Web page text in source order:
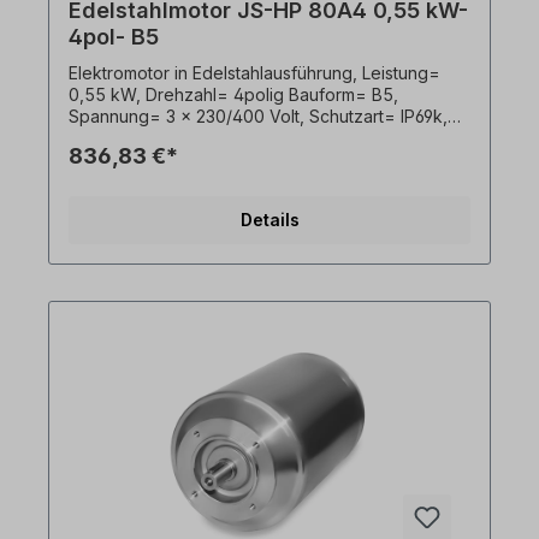
Edelstahlmotor JS-HP 80A4 0,55 kW-
4pol- B5
Elektromotor in Edelstahlausführung, Leistung=
0,55 kW, Drehzahl= 4polig Bauform= B5,
Spannung= 3 x 230/400 Volt, Schutzart= IP69k,
19 x 40 mm, Kabelausgang hygienisch,
Elektroantrieb nur von qualifiziertem Fachpersonal
unverbindliche Beispiele!Wichtige Hinweise Bei
sind unverbindliche Beispiele! Technische
Änderungen vorbehalten.
836,83 €*
Details